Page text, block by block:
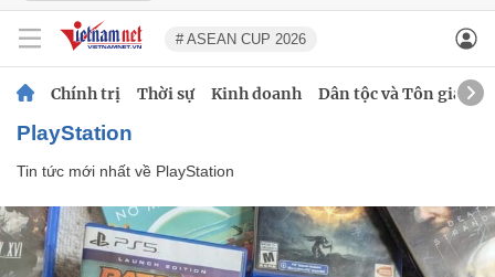
# ASEAN CUP 2026
Chính trị Thời sự Kinh doanh Dân tộc và Tôn giáo
PlayStation
Tin tức mới nhất về PlayStation